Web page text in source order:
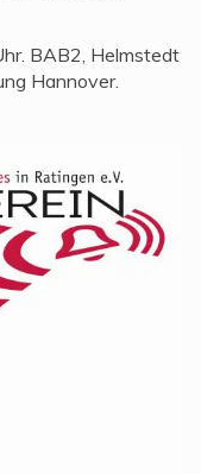
BAB2, Helmstedt
Hannover.